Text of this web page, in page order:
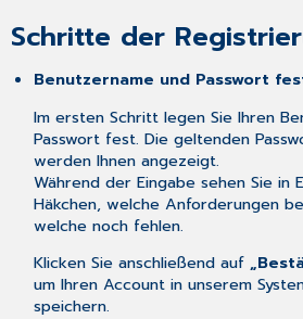
Schritte der
Benutzername und Passwort
Im ersten Schritt legen Sie Ihren
Passwort fest. Die geltenden
werden Ihnen angezeigt.
Während der Eingabe sehen Sie in
Häkchen, welche Anforderungen
welche noch fehlen.
Klicken Sie anschließend auf
um Ihren Account in unserem
speichern.